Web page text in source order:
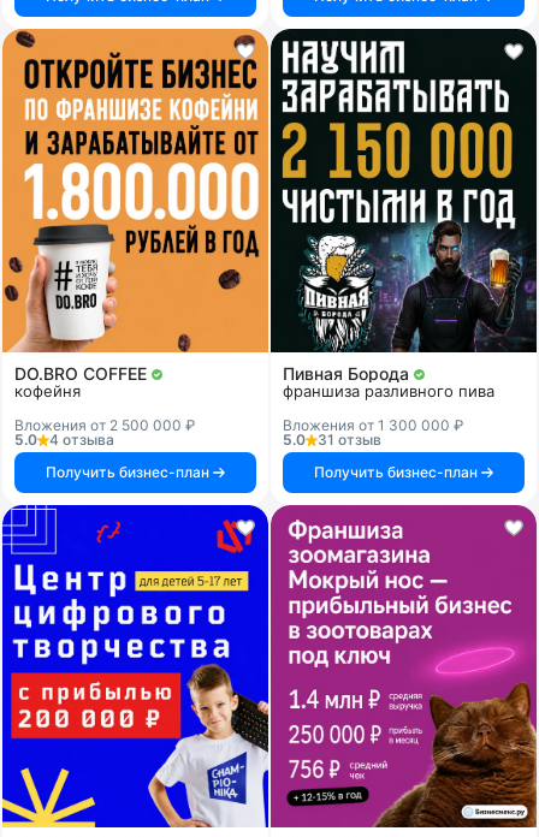
DO.BRO COFFEE
кофейня
Вложения от 2 500 000 ₽
5.0
4 отзыва
Получить бизнес-план
Пивная Борода
франшиза разливного пива
Вложения от 1 300 000 ₽
5.0
31 отзыв
Получить бизнес-план